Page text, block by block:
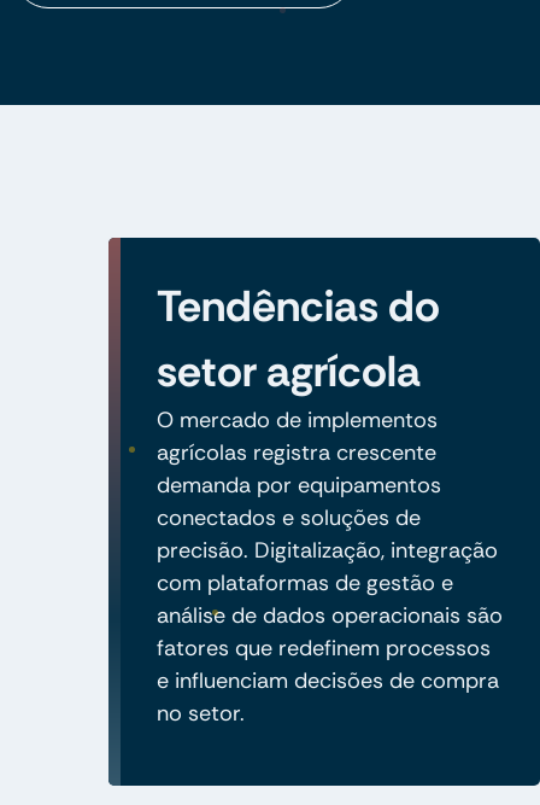
Tendências do
setor agrícola
O mercado de implementos
agrícolas registra crescente
demanda por equipamentos
conectados e soluções de
precisão. Digitalização, integração
com plataformas de gestão e
análise de dados operacionais são
fatores que redefinem processos
e influenciam decisões de compra
no setor.